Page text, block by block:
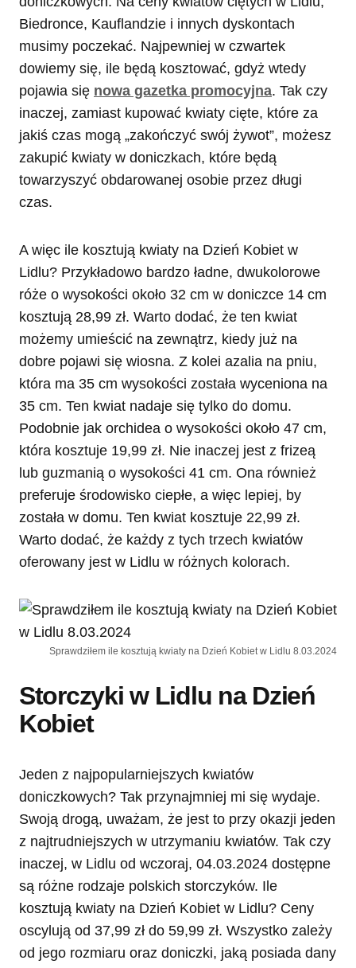
Biedronce, Kauflandzie i innych dyskontach
musimy poczekać. Najpewniej w czwartek
dowiemy się, ile będą kosztować, gdyż wtedy
pojawia się nowa gazetka promocyjna. Tak czy
inaczej, zamiast kupować kwiaty cięte, które za
jakiś czas mogą „zakończyć swój żywot”, możesz
zakupić kwiaty w doniczkach, które będą
towarzyszyć obdarowanej osobie przez długi
czas.
A więc ile kosztują kwiaty na Dzień Kobiet w
Lidlu? Przykładowo bardzo ładne, dwukolorowe
róże o wysokości około 32 cm w doniczce 14 cm
kosztują 28,99 zł. Warto dodać, że ten kwiat
możemy umieścić na zewnątrz, kiedy już na
dobre pojawi się wiosna. Z kolei azalia na pniu,
która ma 35 cm wysokości została wyceniona na
35 cm. Ten kwiat nadaje się tylko do domu.
Podobnie jak orchidea o wysokości około 47 cm,
która kosztuje 19,99 zł. Nie inaczej jest z frizeą
lub guzmanią o wysokości 41 cm. Ona również
preferuje środowisko ciepłe, a więc lepiej, by
została w domu. Ten kwiat kosztuje 22,99 zł.
Warto dodać, że każdy z tych trzech kwiatów
oferowany jest w Lidlu w różnych kolorach.
Sprawdziłem ile kosztują kwiaty na Dzień Kobiet w Lidlu 8.03.2024
Storczyki w Lidlu na Dzień
Kobiet
Jeden z najpopularniejszych kwiatów
doniczkowych? Tak przynajmniej mi się wydaje.
Swoją drogą, uważam, że jest to przy okazji jeden
z najtrudniejszych w utrzymaniu kwiatów. Tak czy
inaczej, w Lidlu od wczoraj, 04.03.2024 dostępne
są różne rodzaje polskich storczyków. Ile
kosztują kwiaty na Dzień Kobiet w Lidlu? Ceny
oscylują od 37,99 zł do 59,99 zł. Wszystko zależy
od jego rozmiaru oraz doniczki, jaką posiada dany